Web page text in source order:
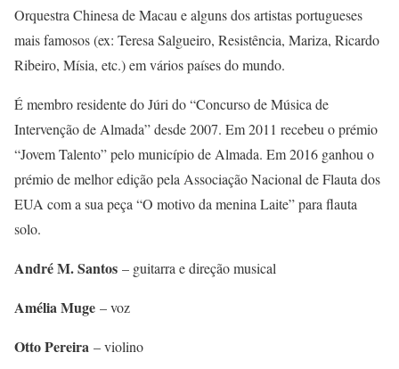
Orquestra Chinesa de Macau e alguns dos artistas portugueses
mais famosos (ex: Teresa Salgueiro, Resistência, Mariza, Ricardo
Ribeiro, Mísia, etc.) em vários países do mundo.
É membro residente do Júri do “Concurso de Música de
Intervenção de Almada” desde 2007. Em 2011 recebeu o prémio
“Jovem Talento” pelo município de Almada. Em 2016 ganhou o
prémio de melhor edição pela Associação Nacional de Flauta dos
EUA com a sua peça “O motivo da menina Laite” para flauta
solo.
André M. Santos – guitarra e direção musical
Amélia Muge – voz
Otto Pereira – violino